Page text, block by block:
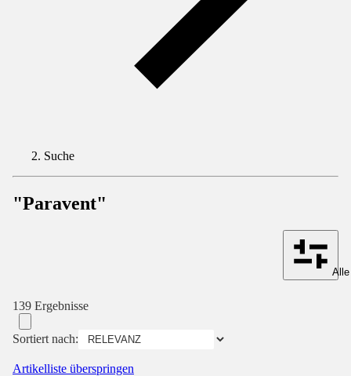
Suche
"Paravent"
139 Ergebnisse
Sortiert nach:
Artikelliste überspringen